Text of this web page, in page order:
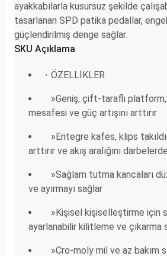
ayakkabılarla kusursuz şekilde
tasarlanan SPD patika pedallar,
güçlendirilmiş denge sağlar.
SKU Açıklama
・ÖZELLİKLER
»Geniş, çift-taraflı platform,
mesafesi ve güç artışını arttırır
»Entegre kafes, klips
arttırır ve akış aralığını
»Sağlam tutma kancaları
ve ayırmayı sağlar
»Kişisel kişiselleştirme için
ayarlanabilir kilitleme ve çıkarma
»Cro-moly mil ve az bakım